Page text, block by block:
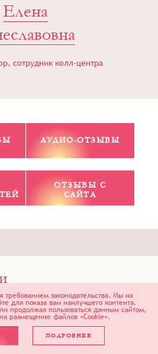
Елена
сотрудник колл-центра
АУДИО-ОТЗЫВЫ
ОТЗЫВЫ С
САЙТА
гинеколога
требованием законодательства. Мы их
для показа вам наилучшего контента.
продолжая пользоваться данным сайтом,
размещение файлов «Cookie».
ПОДРОБНЕЕ